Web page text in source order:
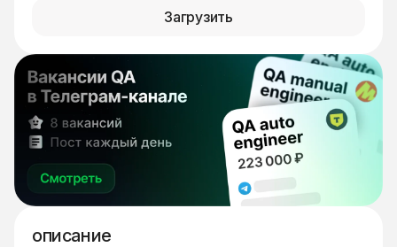
Загрузить
описание